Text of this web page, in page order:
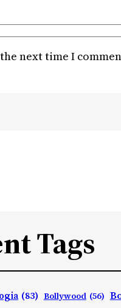
next time I
Tags
(83) Bollywood (56)